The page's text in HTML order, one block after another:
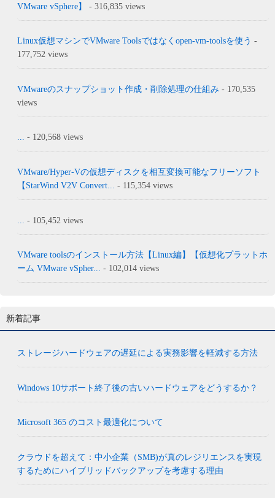
VMware vSphere】
- 316,835 views
Linux仮想マシンでVMware Toolsではなくopen-vm-toolsを使う -
177,752 views
VMwareのスナップショット作成・削除処理の仕組み - 170,535
views
... - 120,568 views
VMware/Hyper-Vの仮想ディスクを相互変換可能なフリーソフト
【StarWind V2V Convert...
- 115,354 views
- 105,452 views
VMware toolsのインストール方法【Linux編】【仮想化プラットホ
ーム VMware vSpher... - 102,014 views
新着記事
ストレージハードウェアの遅延による実務影響を軽減する方法
Windows 10サポート終了後の古いハードウェアをどうするか？
Microsoft 365 のコスト最適化について
クラウドを超えて：中小企業（SMB)が真のレジリエンスを実現
するためにハイブリッドバックアップを考慮する理由